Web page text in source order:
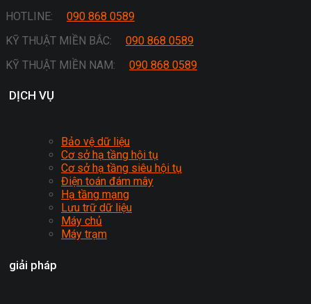
HOTLINE: 090 868 0589
KỸ THUẬT MIỀN BẮC: 090 868 0589
KỸ THUẬT MIỀN NAM: 090 868 0589
DỊCH VỤ
Bảo vệ dữ liệu
Cơ sở hạ tầng hội tụ
Cơ sở hạ tầng siêu hội tụ
Điện toán đám mây
Hạ tầng mạng
Lưu trữ dữ liệu
Máy chủ
Máy trạm
giải pháp